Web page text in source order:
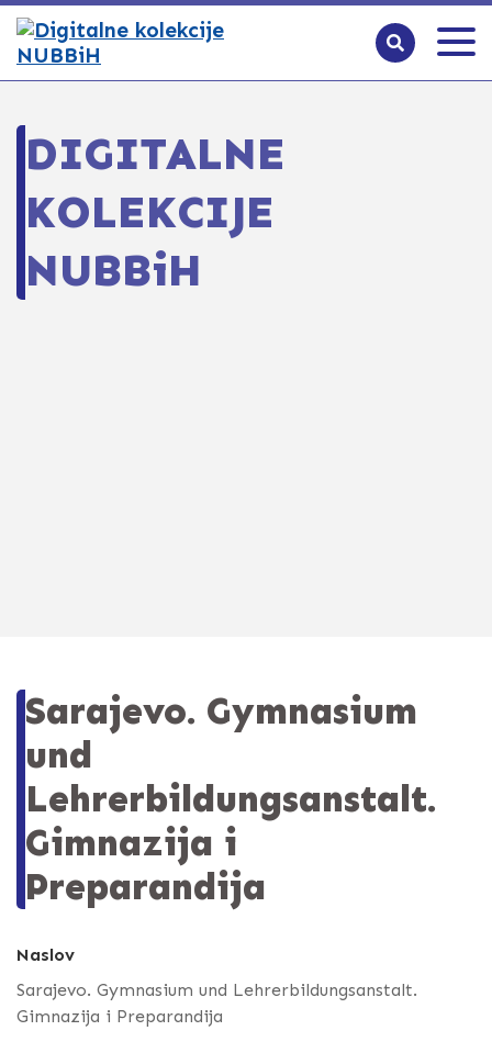
DIGITALNE
KOLEKCIJE
NUBBiH
Sarajevo. Gymnasium
und
Lehrerbildungsanstalt.
Gimnazija i
Preparandija
Naslov
Sarajevo. Gymnasium und Lehrerbildungsanstalt.
Gimnazija i Preparandija